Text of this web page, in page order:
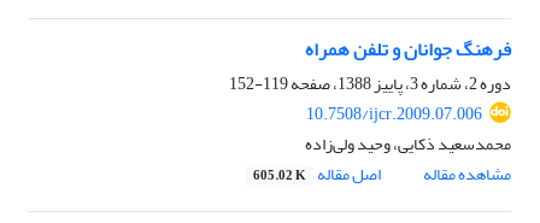
فرهنگ جوانان و تلفن همراه
دوره 2، شماره 3، پاییز 1388، صفحه
119-152
10.7508/ijcr.2009.07.006
محمدسعید ذکایی، وحید ولی‌زاده
مشاهده مقاله
اصل مقاله 605.02 K